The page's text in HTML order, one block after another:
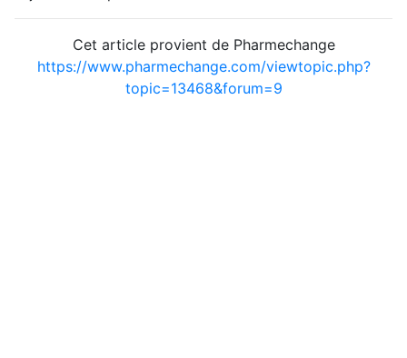
Cet article provient de Pharmechange
https://www.pharmechange.com/viewtopic.php?
topic=13468&forum=9